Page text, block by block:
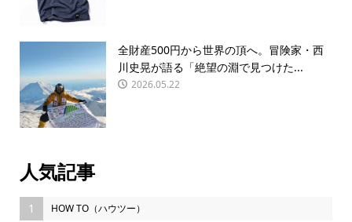
全財産500円から世界の頂へ。冒険家・西
川史晃が語る「絶望の淵で見つけた...
2026.05.22
人気記事
1 HOW TO（ハウツー）